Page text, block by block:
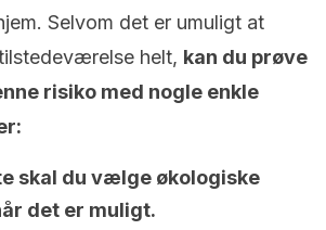
Selvom det er umuligt at
helt, kan du prøve
risiko med nogle enkle
skal du vælge økologiske
det er muligt.